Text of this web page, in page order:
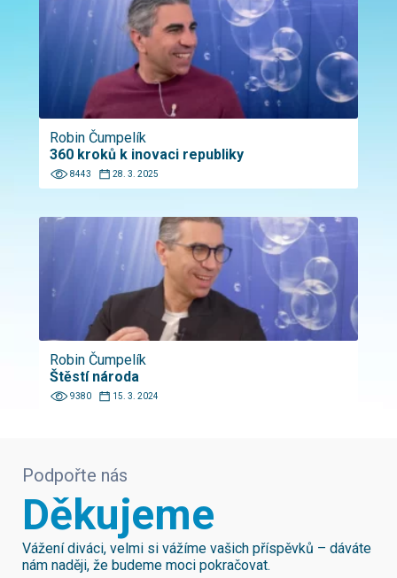
Robin Čumpelík
360 kroků k inovaci republiky
8443 28. 3. 2025
Robin Čumpelík
Štěstí národa
9380 15. 3. 2024
Podpořte nás
Děkujeme
Vážení diváci, velmi si vážíme vašich příspěvků – dáváte
nám naději, že budeme moci pokračovat.